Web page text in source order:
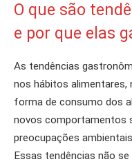
O que são
e por que elas
As tendências
nos hábitos alimentares,
forma de consumo dos
novos comportamentos
preocupações
Essas tendências não